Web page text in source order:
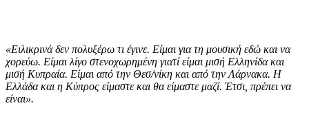
«Ειλικρινά δεν πολυξέρω τι έγινε. Είμαι για τη μουσική εδώ και να
χορεύω. Είμαι λίγο στενοχωρημένη γιατί είμαι μισή Ελληνίδα και
μισή Κυπραία. Είμαι από την Θεσ/νίκη και από την Λάρνακα. Η
Ελλάδα και η Κύπρος είμαστε και θα είμαστε μαζί. Έτσι, πρέπει να
είναι».